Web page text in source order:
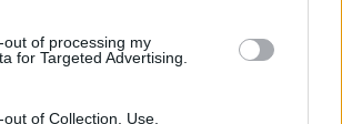
out of processing my
for Targeted Advertising.
of Collection, Use,
και να προετοιμάζει τη νέα
Παράλληλα, εξετάζουμε πώς η
μπορεί να σταθεί δίπλα και σε